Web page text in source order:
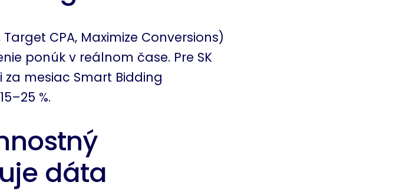
CPA, Maximize Conversions)
ponúk v reálnom čase. Pre SK
mesiac Smart Bidding
%.
dáta